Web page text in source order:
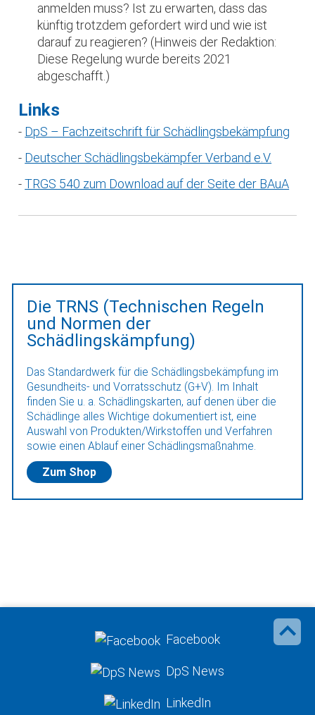
anmelden muss? Ist zu erwarten, dass das
künftig trotzdem gefordert wird und wie ist
darauf zu reagieren? (Hinweis der Redaktion:
Diese Regelung wurde bereits 2021
abgeschafft.)
Links
- ⁠DpS – Fachzeitschrift für Schädlingsbekämpfung⁠
- ⁠Deutscher Schädlingsbekämpfer Verband e.V.⁠
-⁠TRGS 540 zum Download auf der Seite der BAuA⁠
Die TRNS (Technischen Regeln
und Normen der
Schädlingskämpfung)
Das Standardwerk für die Schädlingsbekämpfung im
Gesundheits- und Vorratsschutz (G+V). Im Inhalt
finden Sie u. a. Schädlingskarten, auf denen über die
Schädlinge alles Wichtige dokumentiert ist, eine
Auswahl von Produkten/Wirkstoffen und Verfahren
sowie einen Ablauf einer Schädlingsmaßnahme.
Zum Shop
Facebook
DpS News
LinkedIn